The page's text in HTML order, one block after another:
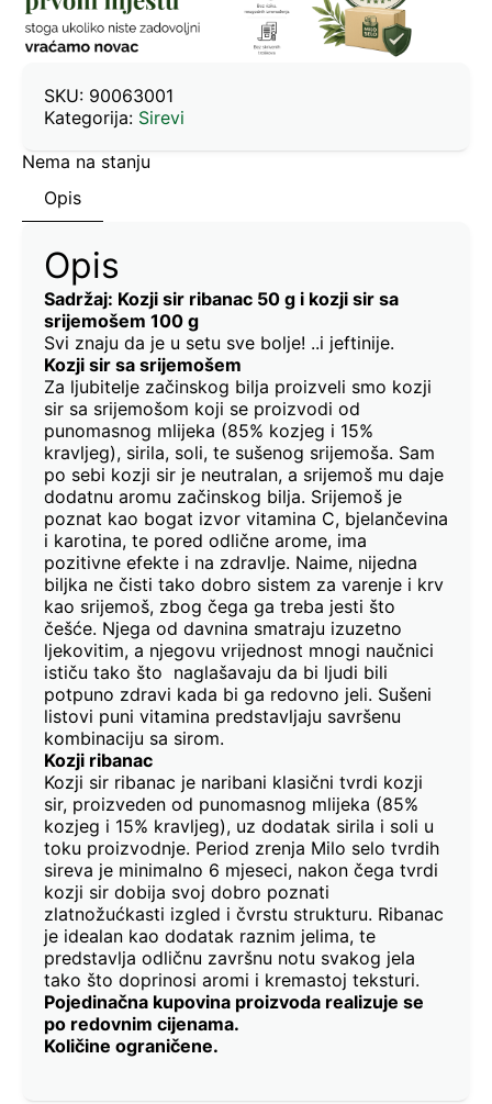
SKU: 90063001
Kategorija: Sirevi
Nema na stanju
Opis
Opis
Sadržaj: Kozji sir ribanac 50 g i kozji sir sa
srijemošem 100 g
Svi znaju da je u setu sve bolje! ..i jeftinije.
Kozji sir sa srijemošem
Za ljubitelje začinskog bilja proizveli smo kozji
sir sa srijemošom koji se proizvodi od
punomasnog mlijeka (85% kozjeg i 15%
kravljeg), sirila, soli, te sušenog srijemoša. Sam
po sebi kozji sir je neutralan, a srijemoš mu daje
dodatnu aromu začinskog bilja. Srijemoš je
poznat kao bogat izvor vitamina C, bjelančevina
i karotina, te pored odlične arome, ima
pozitivne efekte i na zdravlje. Naime, nijedna
biljka ne čisti tako dobro sistem za varenje i krv
kao srijemoš, zbog čega ga treba jesti što
češće. Njega od davnina smatraju izuzetno
ljekovitim, a njegovu vrijednost mnogi naučnici
ističu tako što naglašavaju da bi ljudi bili
potpuno zdravi kada bi ga redovno jeli. Sušeni
listovi puni vitamina predstavljaju savršenu
kombinaciju sa sirom.
Kozji ribanac
Kozji sir ribanac je naribani klasični tvrdi kozji
sir, proizveden od punomasnog mlijeka (85%
kozjeg i 15% kravljeg), uz dodatak sirila i soli u
toku proizvodnje. Period zrenja Milo selo tvrdih
sireva je minimalno 6 mjeseci, nakon čega tvrdi
kozji sir dobija svoj dobro poznati
zlatnožućkasti izgled i čvrstu strukturu. Ribanac
je idealan kao dodatak raznim jelima, te
predstavlja odličnu završnu notu svakog jela
tako što doprinosi aromi i kremastoj teksturi.
Pojedinačna kupovina proizvoda realizuje se
po redovnim cijenama.
Količine ograničene.